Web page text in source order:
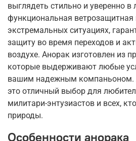
выглядеть стильно и уверенно
функциональная ветрозащитная
экстремальных ситуациях,
защиту во время переходов и
воздухе. Анорак изготовлен из
которые выдерживают любые
вашим надежным компаньоном.
это отличный выбор для
милитари-энтузиастов и всех,
природы.
Особенности анорака